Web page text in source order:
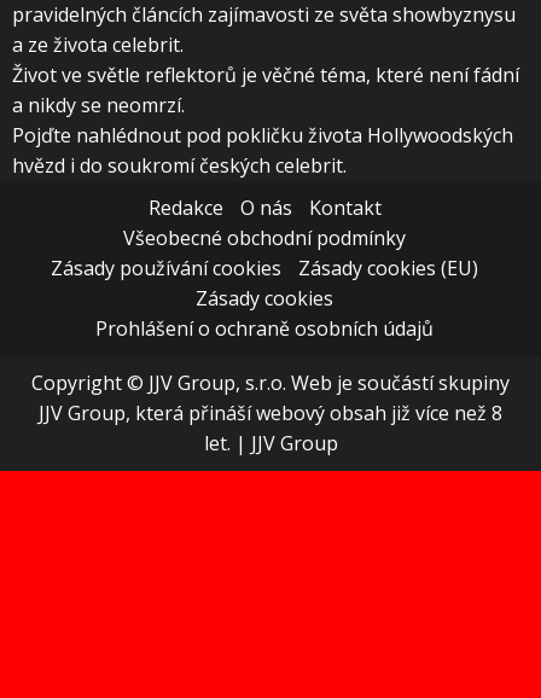
pravidelných článcích zajímavosti ze světa showbyznysu
a ze života celebrit.
Život ve světle reflektorů je věčné téma, které není fádní
a nikdy se neomrzí.
Pojďte nahlédnout pod pokličku života Hollywoodských
hvězd i do soukromí českých celebrit.
Redakce
O nás
Kontakt
Všeobecné obchodní podmínky
Zásady používání cookies
Zásady cookies (EU)
Zásady cookies
Prohlášení o ochraně osobních údajů
Copyright © JJV Group, s.r.o. Web je součástí skupiny
JJV Group, která přináší webový obsah již více než 8
let. | JJV Group